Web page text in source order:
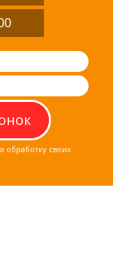
обработку своих